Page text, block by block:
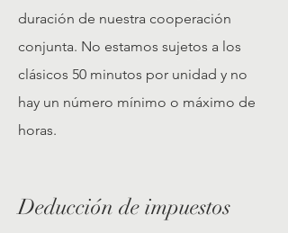
duración de nuestra cooperación
conjunta. No estamos sujetos a los
clásicos 50 minutos por unidad y no
hay un número mínimo o máximo de
horas.
Deducción de impuestos